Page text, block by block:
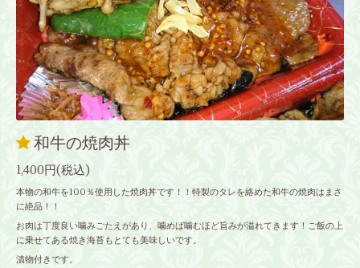
和牛の焼肉丼
1,400円(税込)
本物の和牛を100％使用した焼肉丼です！！特製のタレを絡めた和牛の焼肉はまさ
に絶品！！
お肉は丁度良い噛みごたえがあり、噛めば噛むほど旨みが溢れてきます！ご飯の上
に乗せてある焼き海苔もとても美味しいです。
漬物付きです。